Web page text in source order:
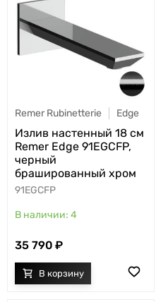
Remer Rubinetterie Edge
Излив настенный 18 см
Remer Edge 91EGCFP,
черный
брашированный хром
91EGCFP
4
35 790